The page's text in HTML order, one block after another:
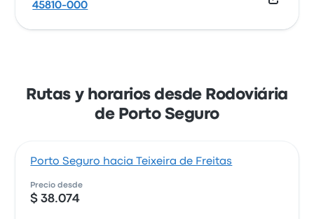
45810-000
Rutas y horarios desde Rodoviária
de Porto Seguro
Porto Seguro hacia Teixeira de Freitas
Precio desde
$ 38.074